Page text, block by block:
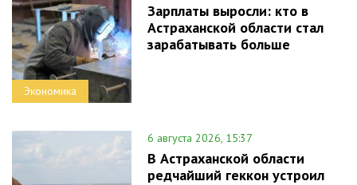
Экономика
Зарплаты выросли: кто в
Астраханской области стал
зарабатывать больше
6 августа 2026, 15:37
В Астраханской области
редчайший геккон устроил